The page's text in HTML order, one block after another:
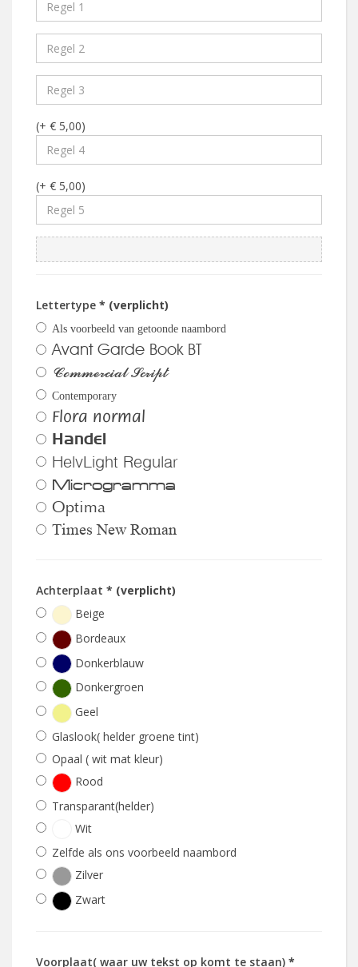
(+ € 5,00)
(+ € 5,00)
Lettertype * (verplicht)
Als voorbeeld van getoonde naambord
Avant Garde Book BT
Commercial Script
Contemporary
Flora normal
Handel
HelvLight Regular
Microgramma
Optima
Times New Roman
Achterplaat * (verplicht)
Beige
Bordeaux
Donkerblauw
Donkergroen
Geel
Glaslook( helder groene tint)
Opaal ( wit mat kleur)
Rood
Transparant(helder)
Wit
Zelfde als ons voorbeeld naambord
Zilver
Zwart
Voorplaat( waar uw tekst op komt te staan) *